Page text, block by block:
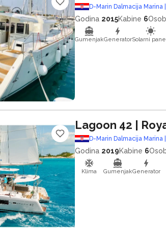
D-Marin Dalmacija Marina
Godina 2015Kabine 6
GumenjakGeneratorSolarni
Lagoon 42 |
D-Marin Dalmacija Marina
Godina 2019Kabine 6
Klima GumenjakGenerator